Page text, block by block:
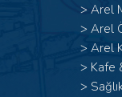
> Arel
> Arel
> Arel
> Kafe
>